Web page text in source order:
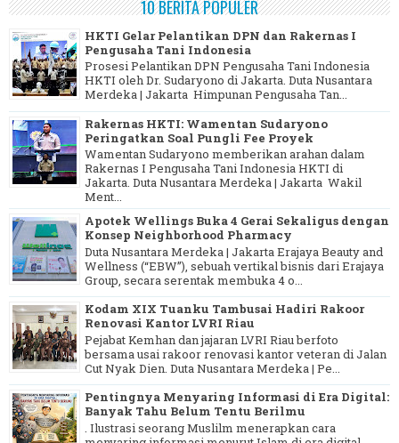
10 BERITA POPULER
HKTI Gelar Pelantikan DPN dan Rakernas I
Pengusaha Tani Indonesia
Prosesi Pelantikan DPN Pengusaha Tani Indonesia
HKTI oleh Dr. Sudaryono di Jakarta. Duta Nusantara
Merdeka | Jakarta Himpunan Pengusaha Tan...
Rakernas HKTI: Wamentan Sudaryono
Peringatkan Soal Pungli Fee Proyek
Wamentan Sudaryono memberikan arahan dalam
Rakernas I Pengusaha Tani Indonesia HKTI di
Jakarta. Duta Nusantara Merdeka | Jakarta Wakil
Ment...
Apotek Wellings Buka 4 Gerai Sekaligus dengan
Konsep Neighborhood Pharmacy
Duta Nusantara Merdeka | Jakarta Erajaya Beauty and
Wellness (“EBW”), sebuah vertikal bisnis dari Erajaya
Group, secara serentak membuka 4 o...
Kodam XIX Tuanku Tambusai Hadiri Rakoor
Renovasi Kantor LVRI Riau
Pejabat Kemhan dan jajaran LVRI Riau berfoto
bersama usai rakoor renovasi kantor veteran di Jalan
Cut Nyak Dien. Duta Nusantara Merdeka | Pe...
Pentingnya Menyaring Informasi di Era Digital:
Banyak Tahu Belum Tentu Berilmu
. Ilustrasi seorang Muslilm menerapkan cara